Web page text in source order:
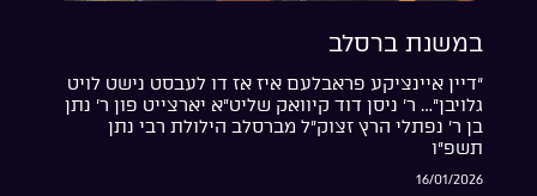
במשנת ברסלב
“דיין איינציקע פראבלעם איז אז דו לעבסט נישט לויט
גלויבן”… ר’ ניסן דוד קיוואק שליט”א יארצייט פון ר’ נתן
בן ר’ נפתלי הרץ זצוק”ל מברסלב הילולת רבי נתן
תשפ”ו
16/01/2026